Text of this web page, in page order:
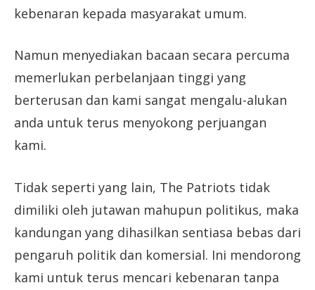
kebenaran kepada masyarakat umum.
Namun menyediakan bacaan secara percuma
memerlukan perbelanjaan tinggi yang
berterusan dan kami sangat mengalu-alukan
anda untuk terus menyokong perjuangan
kami.
Tidak seperti yang lain, The Patriots tidak
dimiliki oleh jutawan mahupun politikus, maka
kandungan yang dihasilkan sentiasa bebas dari
pengaruh politik dan komersial. Ini mendorong
kami untuk terus mencari kebenaran tanpa